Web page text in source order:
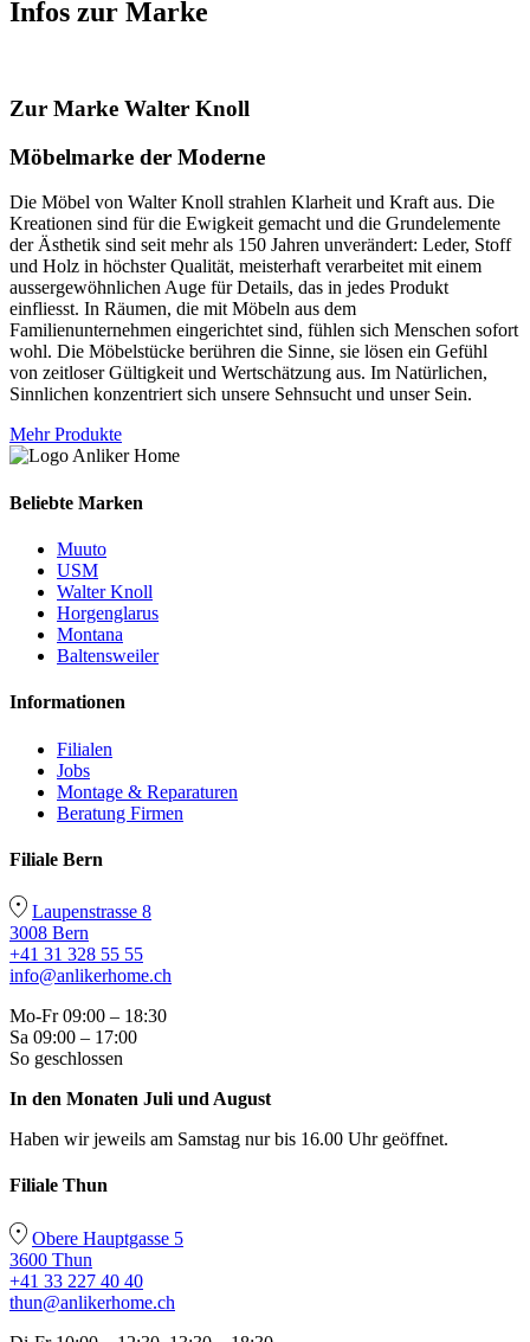
Infos zur Marke
Zur Marke Walter Knoll
Möbelmarke der Moderne
Die Möbel von Walter Knoll strahlen Klarheit und Kraft aus. Die
Kreationen sind für die Ewigkeit gemacht und die Grundelemente
der Ästhetik sind seit mehr als 150 Jahren unverändert: Leder, Stoff
und Holz in höchster Qualität, meisterhaft verarbeitet mit einem
aussergewöhnlichen Auge für Details, das in jedes Produkt
einfliesst. In Räumen, die mit Möbeln aus dem
Familienunternehmen eingerichtet sind, fühlen sich Menschen sofort
wohl. Die Möbelstücke berühren die Sinne, sie lösen ein Gefühl
von zeitloser Gültigkeit und Wertschätzung aus. Im Natürlichen,
Sinnlichen konzentriert sich unsere Sehnsucht und unser Sein.
Mehr Produkte
Beliebte Marken
Muuto
USM
Walter Knoll
Horgenglarus
Montana
Baltensweiler
Informationen
Filialen
Jobs
Montage & Reparaturen
Beratung Firmen
Filiale Bern
Laupenstrasse 8
3008 Bern
+41 31 328 55 55
info@anlikerhome.ch
Mo-Fr 09:00 – 18:30
Sa 09:00 – 17:00
So geschlossen
In den Monaten Juli und August
Haben wir jeweils am Samstag nur bis 16.00 Uhr geöffnet.
Filiale Thun
Obere Hauptgasse 5
3600 Thun
+41 33 227 40 40
thun@anlikerhome.ch